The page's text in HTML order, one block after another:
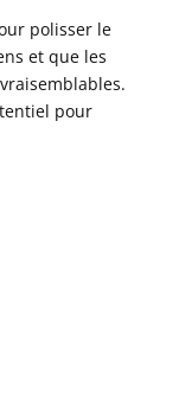
polisser le
et que les
pour